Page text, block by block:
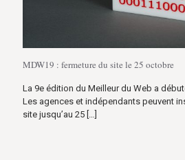
MDW19 : fermeture du site le 25 octobre
La 9e édition du Meilleur du Web a
Les agences et indépendants peuvent
site jusqu’au 25 […]